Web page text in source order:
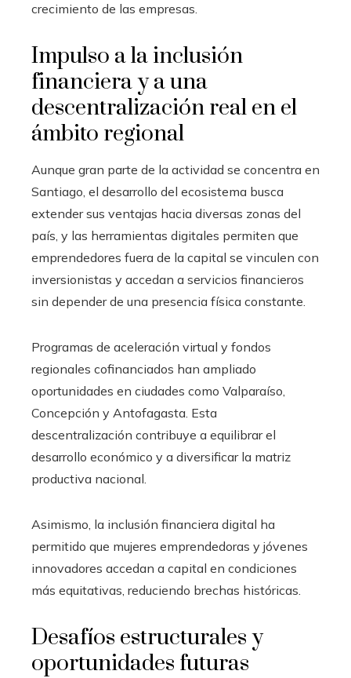
crecimiento de las empresas.
Impulso a la inclusión
financiera y a una
descentralización real en el
ámbito regional
Aunque gran parte de la actividad se concentra en
Santiago, el desarrollo del ecosistema busca
extender sus ventajas hacia diversas zonas del
país, y las herramientas digitales permiten que
emprendedores fuera de la capital se vinculen con
inversionistas y accedan a servicios financieros
sin depender de una presencia física constante.
Programas de aceleración virtual y fondos
regionales cofinanciados han ampliado
oportunidades en ciudades como Valparaíso,
Concepción y Antofagasta. Esta
descentralización contribuye a equilibrar el
desarrollo económico y a diversificar la matriz
productiva nacional.
Asimismo, la inclusión financiera digital ha
permitido que mujeres emprendedoras y jóvenes
innovadores accedan a capital en condiciones
más equitativas, reduciendo brechas históricas.
Desafíos estructurales y
oportunidades futuras